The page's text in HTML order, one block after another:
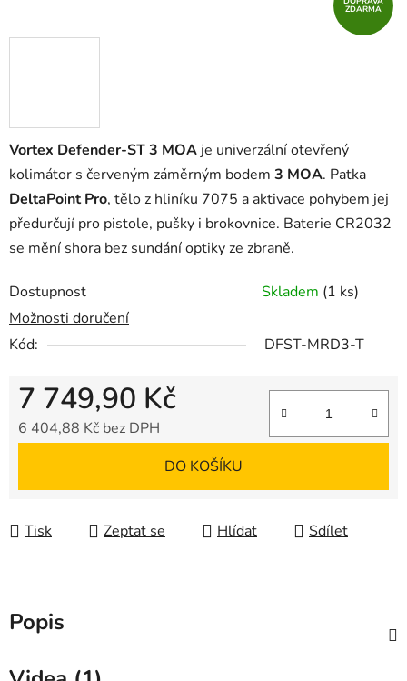
Vortex Defender-ST 3 MOA je univerzální otevřený
kolimátor s červeným záměrným bodem 3 MOA. Patka
DeltaPoint Pro, tělo z hliníku 7075 a aktivace pohybem jej
předurčují pro pistole, pušky i brokovnice. Baterie CR2032
se mění shora bez sundání optiky ze zbraně.
Dostupnost Skladem (1 ks)
Možnosti doručení
Kód:
DFST-MRD3-T
7 749,90 Kč
6 404,88 Kč bez DPH
DO KOŠÍKU
Tisk Zeptat se Hlídat Sdílet
ZDARMA
Popis